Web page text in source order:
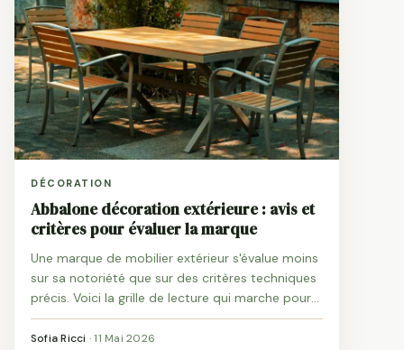
DÉCORATION
Abbalone décoration extérieure : avis et
critères pour évaluer la marque
Une marque de mobilier extérieur s'évalue moins
sur sa notoriété que sur des critères techniques
précis. Voici la grille de lecture qui marche pour
Abbalone comme pour ses concurrentes.
Sofia Ricci ·11 Mai 2026